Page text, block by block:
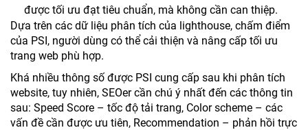
được tối ưu đạt tiêu chuẩn, mà không cần can thiệp.
Dựa trên các dữ liệu phân tích của lighthouse, chấm điểm
của PSI, người dùng có thể cải thiện và nâng cấp tối ưu
trang web phù hợp.
Khá nhiều thông số được PSI cung cấp sau khi phân tích
website, tuy nhiên, SEOer cần chú ý nhất đến các thông tin
sau: Speed Score – tốc độ tải trang, Color scheme – các
vấn đề cần được ưu tiên, Recommendation – phản hồi trực